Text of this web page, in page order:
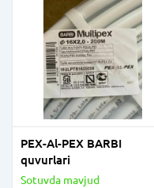
PEX-Al-PEX BARBI
quvurlari
Sotuvda mavjud